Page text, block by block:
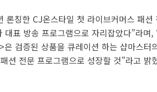
론칭한 CJ온스타일 첫 라이브커머스 패
표 방송 프로그램으로 자리잡았다”라며,
검증된 상품을 큐레이션 하는 샵마스터
션 전문 프로그램으로 성장할 것”라고 밝